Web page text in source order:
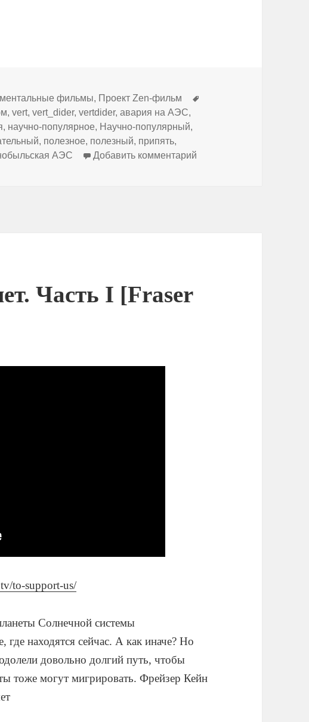
фильмы, Проект Zen-фильм
,vert,vert_dider,vertdider,авария на АЭС,
, научно-популярное, Научно-популярный,
, полезное, полезный, припять,
АЭС Добавить комментарий
Часть I [Fraser
to-support-us/
Солнечной системы
находятся сейчас. А как иначе? Но
довольно долгий путь, чтобы
тоже могут мигрировать. Фрейзер Кейн